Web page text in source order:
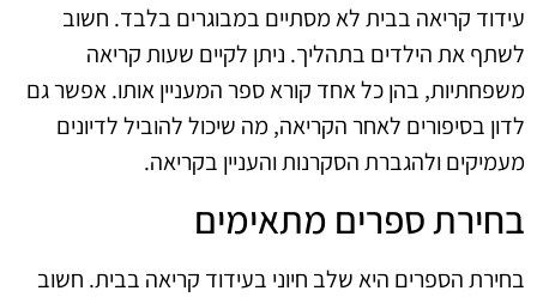
עידוד קריאה בבית לא מסתיים במבוגרים בלבד. חשוב
לשתף את הילדים בתהליך. ניתן לקיים שעות קריאה
משפחתיות, בהן כל אחד קורא ספר המעניין אותו. אפשר גם
לדון בסיפורים לאחר הקריאה, מה שיכול להוביל לדיונים
מעמיקים ולהגברת הסקרנות והעניין בקריאה.
בחירת ספרים מתאימים
בחירת הספרים היא שלב חיוני בעידוד קריאה בבית. חשוב